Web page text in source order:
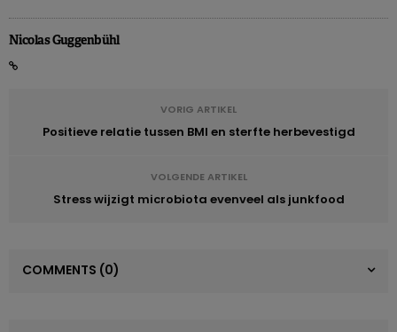
Nicolas Guggenbühl
VORIG ARTIKEL
Positieve relatie tussen BMI en sterfte herbevestigd
VOLGENDE ARTIKEL
Stress wijzigt microbiota evenveel als junkfood
COMMENTS (0)